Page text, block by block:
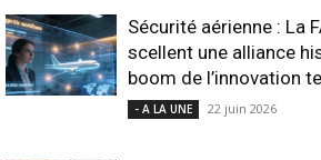
Sécurité aérienne : La
scellent une alliance
boom de l’innovation
- A LA UNE 22 juin 2026